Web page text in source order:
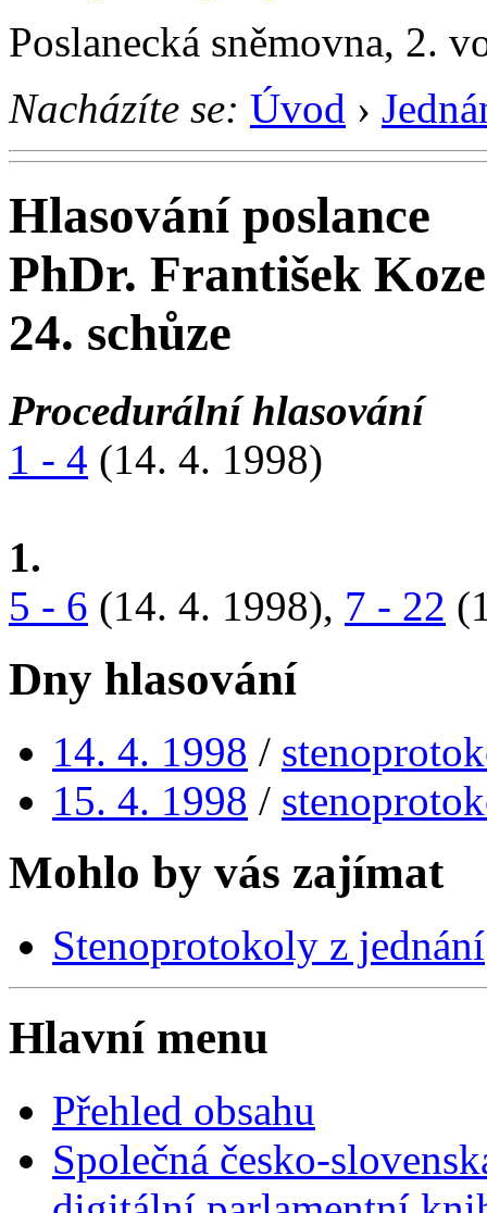
Poslanecká sněmovna, 2.
Nacházíte se: Úvod ›
Hlasování poslance
PhDr. František
24. schůze
Procedurální hlasování
1 - 4 (14. 4. 1998)
1.
5 - 6 (14. 4. 1998), 7 - 22
Dny hlasování
14. 4. 1998 /
15. 4. 1998 /
Mohlo by vás zajímat
Stenoprotokoly z jednání
Hlavní menu
Přehled obsahu
Společná česko-